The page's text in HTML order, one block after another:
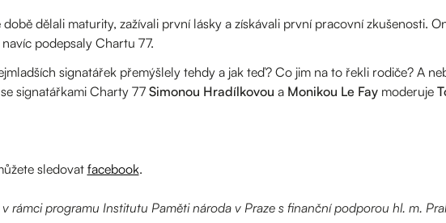
dělali maturity, zažívali první lásky a získávali první pracovní zkušenosti.
podepsaly Chartu 77.
signatářek přemýšlely tehdy a jak teď? Co jim na to řekli rodiče? A
signatářkami Charty 77 Simonou Hradílkovou a Monikou Le Faymoderuje
sledovatfacebook.
rámci programu Institutu Paměti národa v Praze s finanční podporou hl. m.